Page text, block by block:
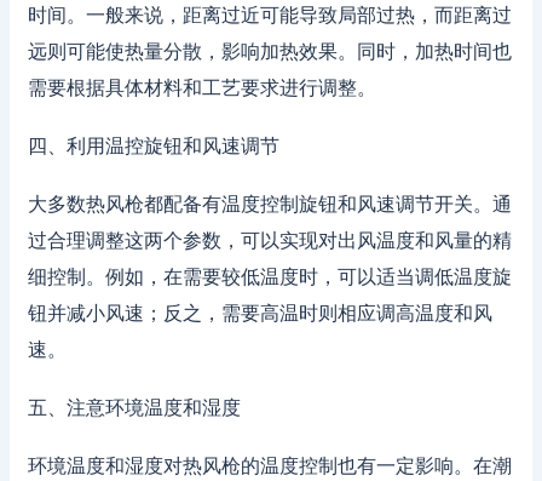
时间。一般来说，距离过近可能导致局部过热，而距离过
远则可能使热量分散，影响加热效果。同时，加热时间也
需要根据具体材料和工艺要求进行调整。
四、利用温控旋钮和风速调节
大多数热风枪都配备有温度控制旋钮和风速调节开关。通
过合理调整这两个参数，可以实现对出风温度和风量的精
细控制。例如，在需要较低温度时，可以适当调低温度旋
钮并减小风速；反之，需要高温时则相应调高温度和风
速。
五、注意环境温度和湿度
环境温度和湿度对热风枪的温度控制也有一定影响。在潮